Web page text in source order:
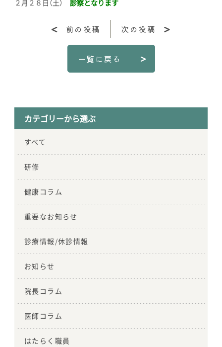
２月２８日（土） 診察となります
一覧に戻る
前の投稿 次の投稿
カテゴリーから選ぶ
すべて
研修
健康コラム
重要なお知らせ
診療情報/休診情報
お知らせ
院長コラム
医師コラム
はたらく職員